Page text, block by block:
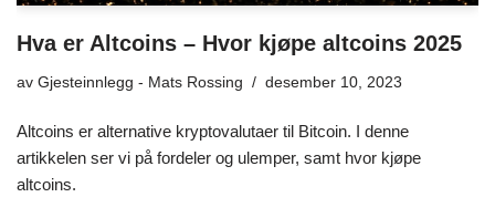
Hva er Altcoins – Hvor kjøpe altcoins 2025
av Gjesteinnlegg - Mats Rossing desember 10, 2023
Altcoins er alternative kryptovalutaer til Bitcoin. I denne
artikkelen ser vi på fordeler og ulemper, samt hvor kjøpe
altcoins.